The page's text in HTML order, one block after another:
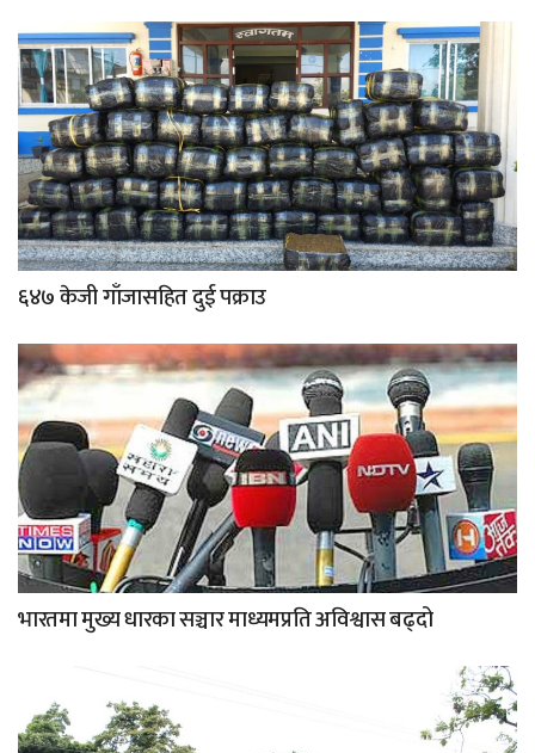
६४७ केजी गाँजासहित दुई पक्राउ
भारतमा मुख्य धारका सञ्चार माध्यमप्रति अविश्वास बढ्दो